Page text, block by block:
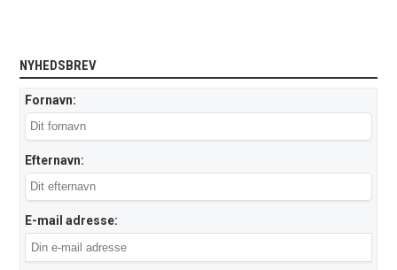
NYHEDSBREV
Fornavn:
Efternavn:
E-mail adresse: